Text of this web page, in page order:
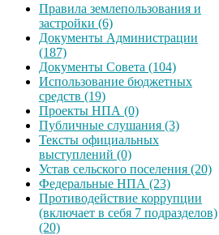
Правила землепользования и
застройки (6)
Документы Администрации
(187)
Документы Совета (104)
Использование бюджетных
средств (19)
Проекты НПА (0)
Публичные слушания (3)
Тексты официальных
выступлений (0)
Устав сельского поселения (20)
Федеральные НПА (23)
Противодействие коррупции
(включает в себя 7 подразделов)
(20)